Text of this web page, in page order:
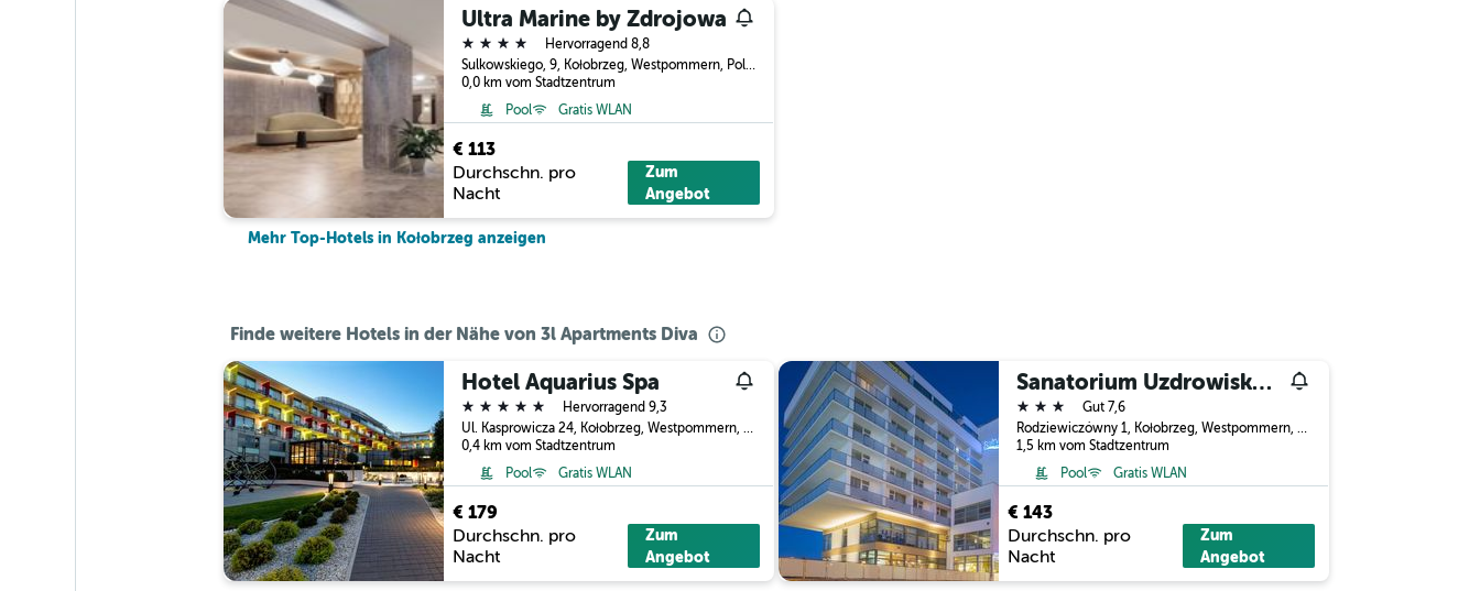
Ultra Marine by Zdrojowa
4 Sterne
Hervorragend 8,8
Sulkowskiego, 9, Kołobrzeg, Westpommern, Polen
0,0 km vom Stadtzentrum
Pool
Gratis WLAN
€ 113
Durchschn. pro
Nacht
Zum
Angebot
Mehr Top-Hotels in Kołobrzeg anzeigen
Finde weitere Hotels in der Nähe von 3l Apartments Diva
Hotel Aquarius Spa
5 Sterne
Hervorragend 9,3
Ul. Kasprowicza 24, Kołobrzeg, Westpommern, Polen
0,4 km vom Stadtzentrum
Pool
Gratis WLAN
€ 179
Durchschn. pro
Nacht
Zum
Angebot
Sanatorium Uzdrowiskowe Baltyk
3 Sterne
Gut 7,6
Rodziewiczówny 1, Kołobrzeg, Westpommern, Polen
1,5 km vom Stadtzentrum
Pool
Gratis WLAN
€ 143
Durchschn. pro
Nacht
Zum
Angebot